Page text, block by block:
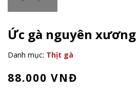
Ức gà nguyên xương
Danh mục: Thịt gà
88.000 VNĐ